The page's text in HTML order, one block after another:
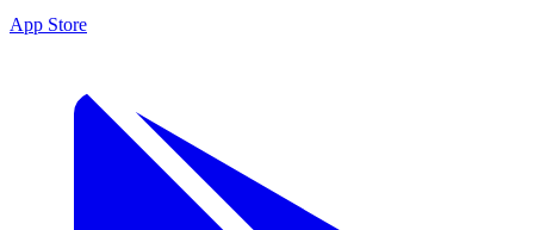
App Store